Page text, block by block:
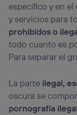
específico y en
y servicios para
prohibidos o
todo cuanto es
Para separar el
La parte ilegal,
oscura se
pornografía